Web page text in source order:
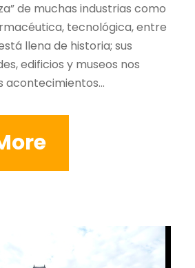
de muchas industrias como
tecnológica, entre
llena de historia; sus
edificios y museos nos
acontecimientos...